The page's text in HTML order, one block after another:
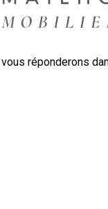
réponderons